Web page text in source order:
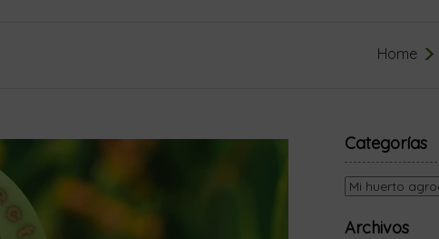
Home
Categorías
Categorías
Archivos